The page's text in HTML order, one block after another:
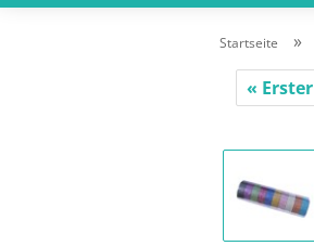
Startseite »
« Erster